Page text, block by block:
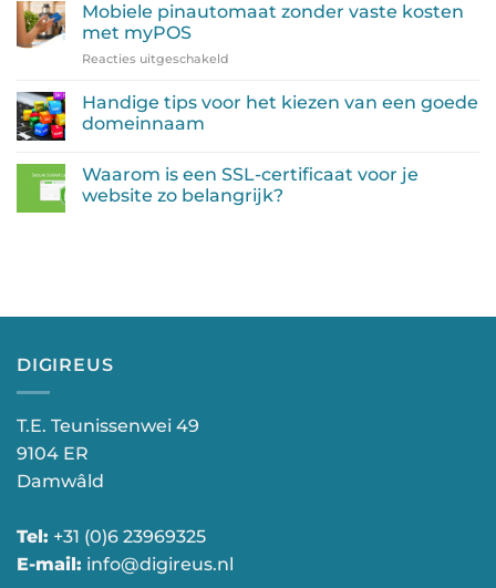
Mobiele pinautomaat zonder vaste kosten
met myPOS
Reacties uitgeschakeld
pinautomaat
met
myPOS
Handige tips voor het kiezen van een goede
domeinnaam
op
Handige
tips
Waarom is een SSL-certificaat voor je
website zo belangrijk?
certificaat
website
zo
DIGIREUS
T.E. Teunissenwei 49
9104 ER
Damwâld
Tel: +31 (0)6 23969325
E-mail: info@digireus.nl